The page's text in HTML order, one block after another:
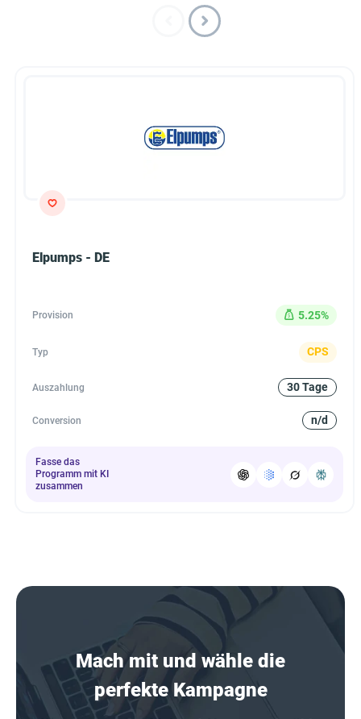
Elpumps - DE
Provision 5.25%
Typ CPS
Auszahlung 30 Tage
Conversion n/d
Fasse das
Programm mit KI
zusammen
Mach mit und wähle die
perfekte Kampagne